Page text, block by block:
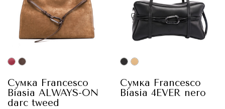
Сумка Francesco
Biasia ALWAYS-ON
darc tweed
Сумка Francesco
Biasia 4EVER nero